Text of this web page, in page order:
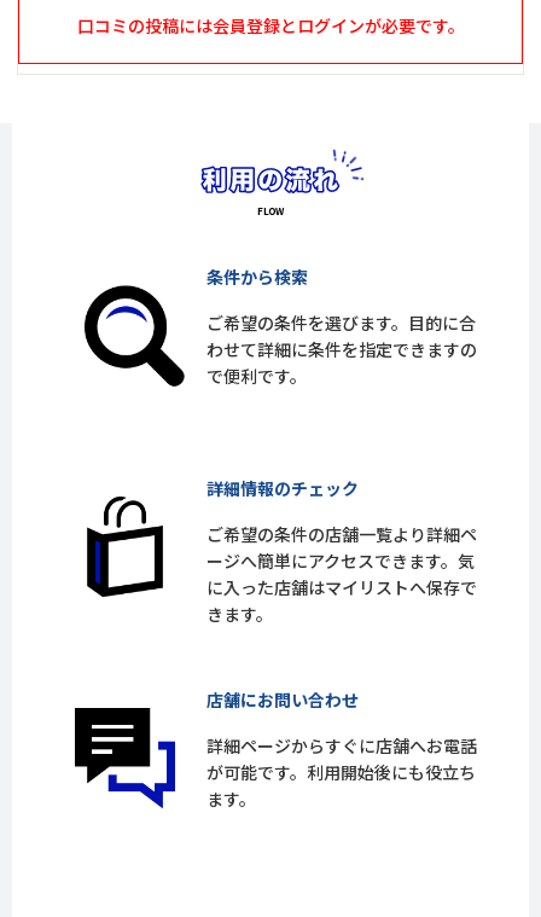
口コミの投稿には会員登録とログインが必要です。
条件から検索
ご希望の条件を選びます。目的に合
わせて詳細に条件を指定できますの
で便利です。
詳細情報のチェック
ご希望の条件の店舗一覧より詳細ペ
ージへ簡単にアクセスできます。気
に入った店舗はマイリストへ保存で
きます。
店舗にお問い合わせ
詳細ページからすぐに店舗へお電話
が可能です。利用開始後にも役立ち
ます。